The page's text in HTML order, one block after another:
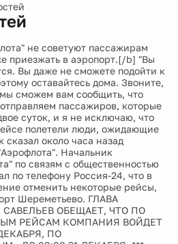
не советуют пассажирам
приезжать в аэропорт.[/b] "Вы
Вы даже не сможете подойти к
оставайтесь дома. Звоните,
сможем вам сообщить, что
пассажиров, которые
суток, и я не исключаю, что
полетели люди, ожидающие
сказал около часа назад
Начальник
по связям с общественностью
по телефону Россия-24, что в
отменить некоторые рейсы,
Шереметьево. ГЛАВА
ОБЕЩАЕТ, ЧТО ПО
РЕЙСАМ КОМПАНИЯ ВОЙДЕТ
ПО